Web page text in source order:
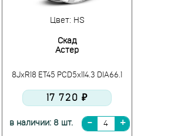
Цвет: HS
Скад
Астер
8JxR18 ET45 PCD5x114.3 DIA66.1
17 720 ₽
в наличии: 8 шт.